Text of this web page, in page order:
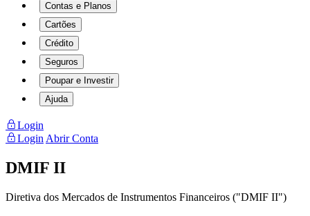
Contas e Planos
Cartões
Crédito
Seguros
Poupar e Investir
Ajuda
Login
Login Abrir Conta
DMIF II
Diretiva dos Mercados de Instrumentos Financeiros ("DMIF II")